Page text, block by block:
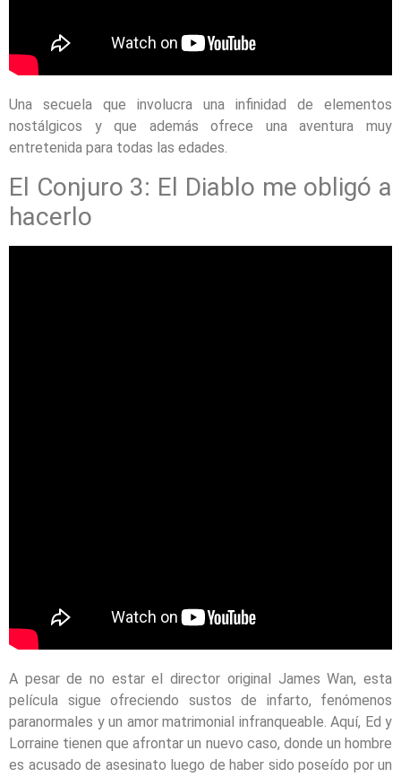
Una secuela que involucra una infinidad de elementos
nostálgicos y que además ofrece una aventura muy
entretenida para todas las edades.
El Conjuro 3: El Diablo me obligó a
hacerlo
A pesar de no estar el director original James Wan, esta
película sigue ofreciendo sustos de infarto, fenómenos
paranormales y un amor matrimonial infranqueable. Aquí, Ed y
Lorraine tienen que afrontar un nuevo caso, donde un hombre
es acusado de asesinato luego de haber sido poseído por un